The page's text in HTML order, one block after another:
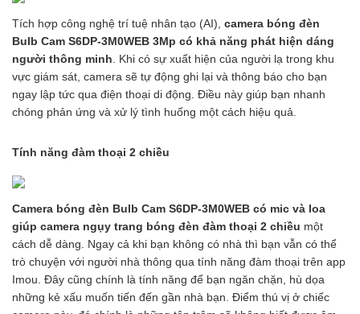
Tích hợp công nghệ trí tuệ nhân tạo (AI), camera bóng đèn
Bulb Cam S6DP-3M0WEB 3Mp có khả năng phát hiện dáng
người thông minh
Khi có sự xuất hiện của người lạ trong khu
vực giám sát, camera sẽ tự động ghi lại và thông báo cho bạn
ngay lập tức qua điện thoại di động. Điều này giúp bạn nhanh
chóng phản ứng và xử lý tình huống một cách hiệu quả.
Tính năng đàm thoại 2 chiều
Camera bóng đèn Bulb Cam S6DP-3M0WEB có mic và loa
giúp camera ngụy trang bóng đèn đàm thoại 2 chiều một
cách dễ dàng. Ngay cả khi bạn không có nhà thì bạn vẫn có thể
trò chuyện với người nhà thông qua tính năng đàm thoại trên app
Imou. Đây cũng chính là tính năng để bạn ngăn chặn, hù dọa
những kẻ xấu muốn tiến đến gần nhà bạn. Điểm thú vị ở chiếc